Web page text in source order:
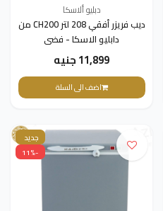
دبليو ألاسكا
ديب فريزر أفقي 208 لتر CH200 من
دابليو الاسكا - فضى
11,899 جنيه
اضف الى السلة
جديد
-11%